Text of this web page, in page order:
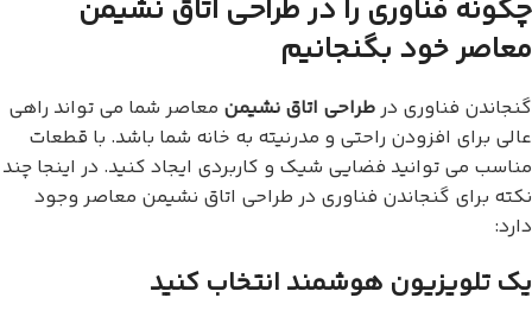
چگونه فناوری را در طراحی اتاق نشیمن
معاصر خود بگنجانیم
گنجاندن فناوری در طراحی اتاق نشیمن معاصر شما می تواند راهی
عالی برای افزودن راحتی و مدرنیته به خانه شما باشد. با قطعات
مناسب می توانید فضایی شیک و کاربردی ایجاد کنید. در اینجا چند
نکته برای گنجاندن فناوری در طراحی اتاق نشیمن معاصر وجود
دارد:
یک تلویزیون هوشمند انتخاب کنید